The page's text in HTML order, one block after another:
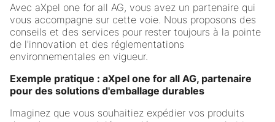
Avec aXpel one for all AG, vous avez un partenaire qui
vous accompagne sur cette voie. Nous proposons des
conseils et des services pour rester toujours à la pointe
de l'innovation et des réglementations
environnementales en vigueur.
Exemple pratique : aXpel one for all AG, partenaire
pour des solutions d'emballage durables
Imaginez que vous souhaitiez expédier vos produits